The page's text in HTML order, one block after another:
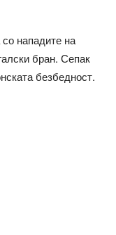
нападите на
бран. Сепак
безбедност.